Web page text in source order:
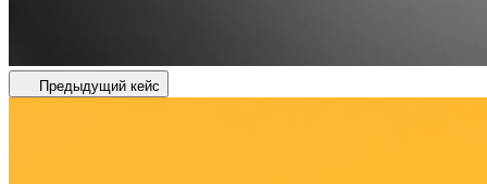
Предыдущий кейс